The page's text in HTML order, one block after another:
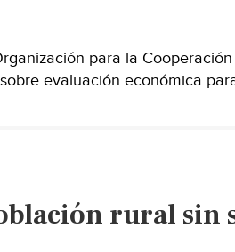
para la Cooperación
evaluación económica
rural sin